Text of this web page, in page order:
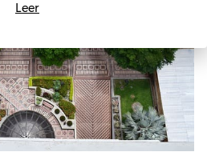
Leer